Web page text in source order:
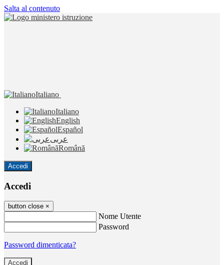
Salta al contenuto
Italiano
Italiano
English
Español
عربى
Română
Accedi
Accedi
button close ×
Nome Utente
Password
Password dimenticata?